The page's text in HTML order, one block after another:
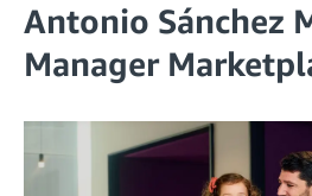
Antonio Sánchez
Manager